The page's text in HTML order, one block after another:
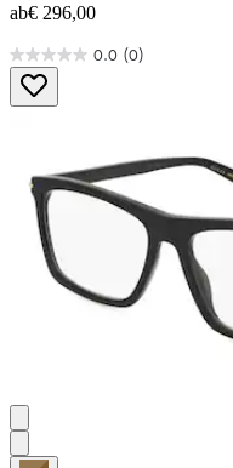
ab€ 296,00
0.0 (0)
0.0
von
5